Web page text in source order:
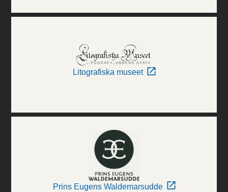
Litografiska museet
Prins Eugens Waldemarsudde